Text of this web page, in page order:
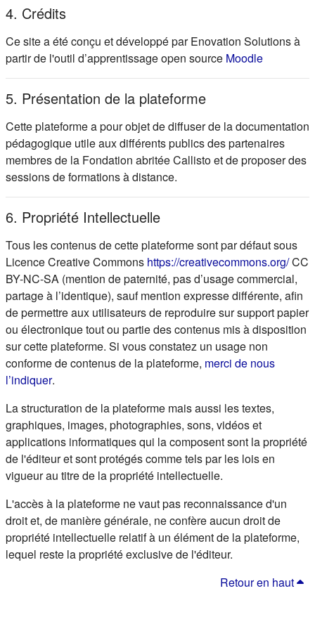
4. Crédits
Ce site a été conçu et développé par Enovation Solutions à
partir de l'outil d’apprentissage open source Moodle(s'ouvre
5. Présentation de la plateforme
Cette plateforme a pour objet de diffuser de la documentation
pédagogique utile aux différents publics des partenaires
membres de la Fondation abritée Callisto et de proposer des
sessions de formations à distance.
6. Propriété Intellectuelle
Tous les contenus de cette plateforme sont par défaut sous
Licence Creative Commons https://creativecommons.org/CC
BY-NC-SA (mention de paternité, pas d’usage commercial,
partage à l’identique), sauf mention expresse différente, afin
de permettre aux utilisateurs de reproduire sur support papier
ou électronique tout ou partie des contenus mis à disposition
sur cette plateforme. Si vous constatez un usage non
conforme de contenus de la plateforme, merci de nous
l’indiquer(s'ouvre dans un nouvel onglet)
.
La structuration de la plateforme mais aussi les textes,
graphiques, images, photographies, sons, vidéos et
applications informatiques qui la composent sont la propriété
de l'éditeur et sont protégés comme tels par les lois en
vigueur au titre de la propriété intellectuelle.
L'accès à la plateforme ne vaut pas reconnaissance d'un
droit et, de manière générale, ne confère aucun droit de
propriété intellectuelle relatif à un élément de la plateforme,
lequel reste la propriété exclusive de l'éditeur.
Retour en haut